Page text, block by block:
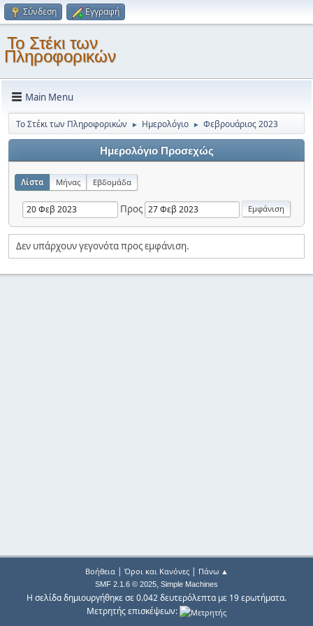
Σύνδεση Εγγραφή
Το Στέκι των
Πληροφορικών
Main Menu
Το Στέκι των Πληροφορικών ► Ημερολόγιο ► Φεβρουάριος 2023
Ημερολόγιο Προσεχώς
Λίστα Μήνας Εβδομάδα
Προς
Δεν υπάρχουν γεγονότα προς εμφάνιση.
Βοήθεια| Όροι και Κανόνες| Πάνω ▲
SMF 2.1.6 © 2025, Simple Machines
Η σελίδα δημιουργήθηκε σε 0.042 δευτερόλεπτα με 19 ερωτήματα.
Μετρητής επισκέψεων: